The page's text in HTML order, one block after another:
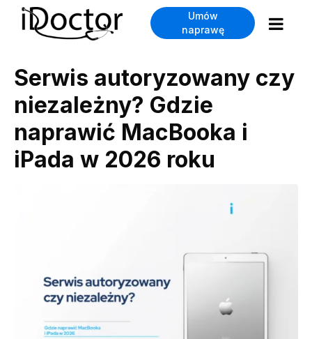
Umów
naprawę
Serwis autoryzowany czy
niezależny? Gdzie
naprawić MacBooka i
iPada w 2026 roku